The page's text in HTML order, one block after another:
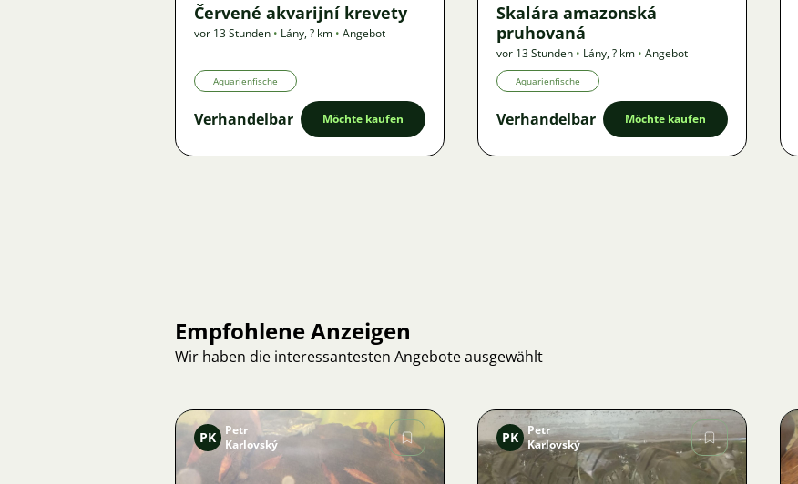
Červené akvarijní krevety
vor 13 Stunden • Lány,? km • Angebot
Aquarienfische
Verhandelbar Möchte kaufen
Skalára amazonská
pruhovaná
vor 13 Stunden • Lány,? km • Angebot
Aquarienfische
Verhandelbar Möchte kaufen
Empfohlene Anzeigen
Wir haben die interessantesten Angebote ausgewählt
PK
Petr
Karlovský
PK
Petr
Karlovský